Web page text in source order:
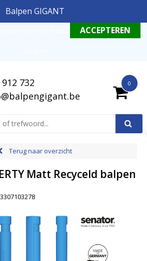
Balpen GIGANT
0
732
Terug naar overzicht
Matt Recyceld balpen
in met de geldende omgang productinformatie